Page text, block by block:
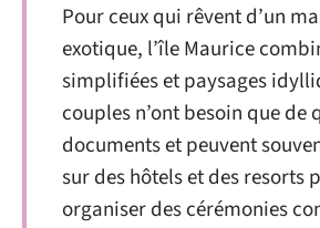
Pour ceux qui rêvent d’un
exotique, l’île Maurice
simplifiées et paysages
couples n’ont besoin que de
documents et peuvent
sur des hôtels et des resorts
organiser des cérémonies